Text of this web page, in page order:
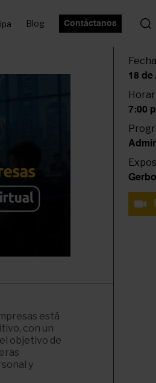
Blog Contáctanos
18 de
7:00
está
con un
objetivo de
y